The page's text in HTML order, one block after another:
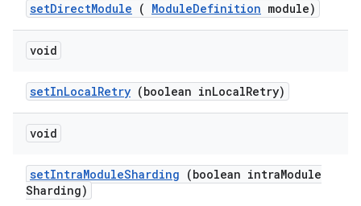
setDirectModule ( ModuleDefinition module)
void
setInLocalRetry (boolean inLocalRetry)
void
setIntraModuleSharding (boolean intraModule
Sharding)